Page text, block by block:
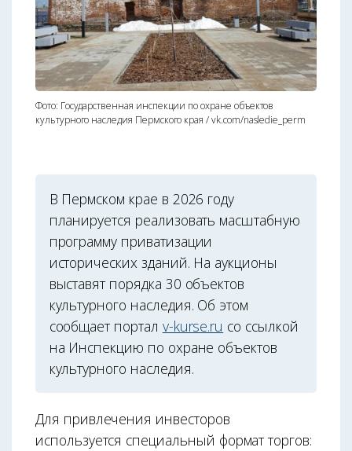
Фото: Государственная инспекции по охране объектов
культурного наследия Пермского края / vk.com/nasledie_perm
В Пермском крае в 2026 году
планируется реализовать масштабную
программу приватизации
исторических зданий. На аукционы
выставят порядка 30 объектов
культурного наследия. Об этом
сообщает портал v-kurse.ru со ссылкой
на Инспекцию по охране объектов
культурного наследия.
Для привлечения инвесторов
используется специальный формат торгов: